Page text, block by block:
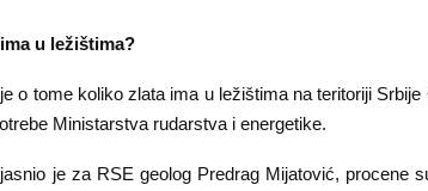
u ležištima?
o tome koliko zlata ima u ležištima na teritoriji
Ministarstva rudarstva i energetike.
je za RSE geolog Predrag Mijatović, procene